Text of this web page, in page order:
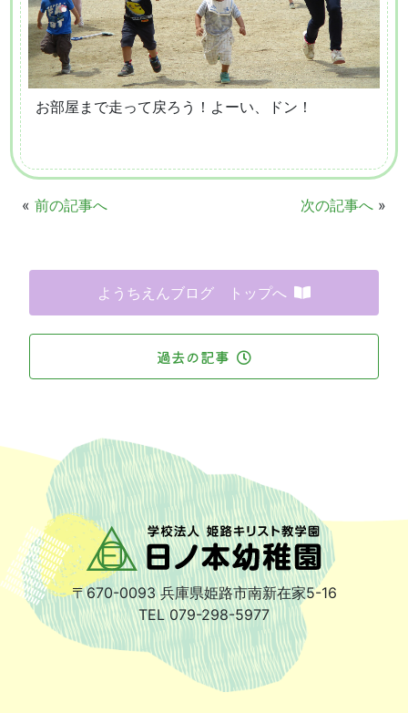
お部屋まで走って戻ろう！よーい、ドン！
« 前の記事へ 次の記事へ »
ようちえんブログ トップへ
過去の記事
〒670-0093 兵庫県姫路市南新在家5-16
TEL 079-298-5977